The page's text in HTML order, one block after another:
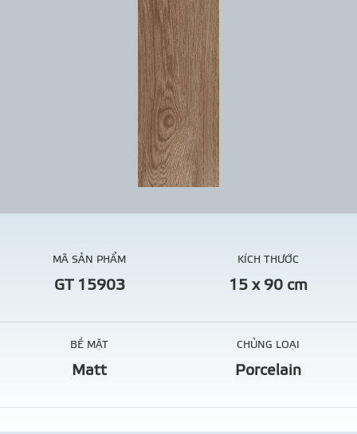
MÃ SẢN PHẨM
GT 15903
KÍCH THƯỚC
15 x 90 cm
BỀ MẶT
Matt
CHỦNG LOẠI
Porcelain